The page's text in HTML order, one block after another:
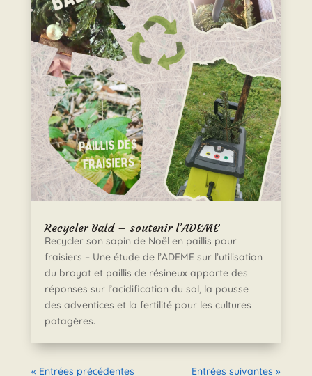
Recycler Bald – soutenir l’ADEME
Recycler son sapin de Noël en paillis pour
fraisiers – Une étude de l’ADEME sur l’utilisation
du broyat et paillis de résineux apporte des
réponses sur l’acidification du sol, la pousse
des adventices et la fertilité pour les cultures
potagères.
« Entrées précédentes Entrées suivantes »